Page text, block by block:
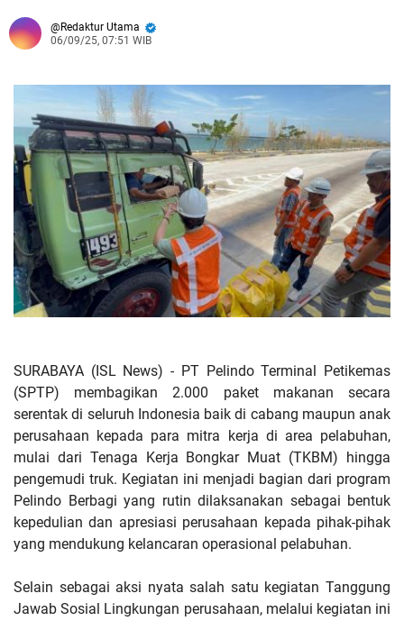
Redaktur Utama
06/09/25, 07:51 WIB
SURABAYA (ISL News) - PT Pelindo Terminal Petikemas
(SPTP) membagikan 2.000 paket makanan secara
serentak di seluruh Indonesia baik di cabang maupun anak
perusahaan kepada para mitra kerja di area pelabuhan,
mulai dari Tenaga Kerja Bongkar Muat (TKBM) hingga
pengemudi truk. Kegiatan ini menjadi bagian dari program
Pelindo Berbagi yang rutin dilaksanakan sebagai bentuk
kepedulian dan apresiasi perusahaan kepada pihak-pihak
yang mendukung kelancaran operasional pelabuhan.
Selain sebagai aksi nyata salah satu kegiatan Tanggung
Jawab Sosial Lingkungan perusahaan, melalui kegiatan ini